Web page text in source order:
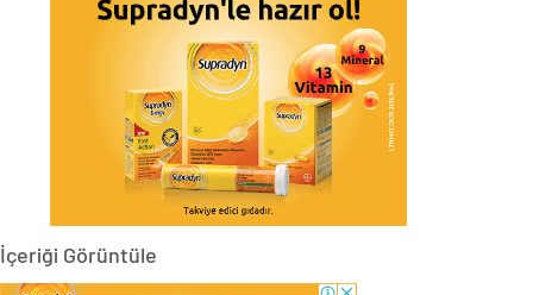
İçeriği Görüntüle